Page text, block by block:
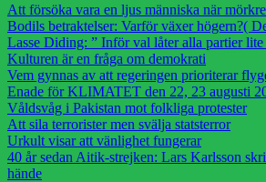
Att försöka vara en ljus människa när
Bodils betraktelser: Varför växer högern?(
Lasse Diding: ” Inför val låter alla partier
Kulturen är en fråga om demokrati
Vem gynnas av att regeringen prioriterar
Enade för KLIMATET den 22, 23 augusti
Våldsvåg i Pakistan mot folkliga protester
Att sila terrorister men svälja statsterror
Urkult visar att vänlighet fungerar
40 år sedan Aitik-strejken: Lars Karlsson
hände